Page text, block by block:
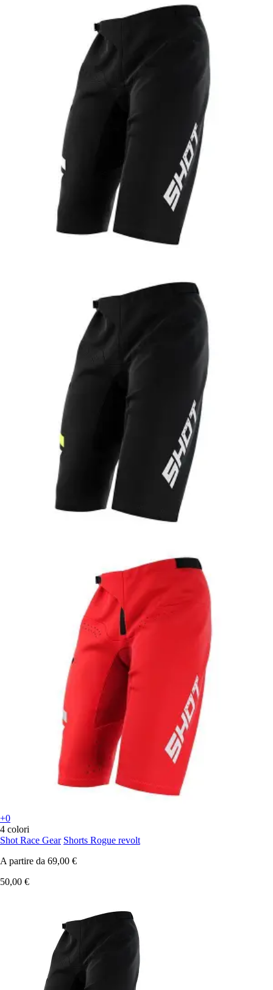
+0
4 colori
Shot Race Gear Shorts Rogue revolt
A partire da 69,00 €
50,00 €